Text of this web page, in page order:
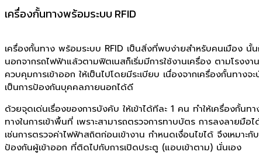
เครื่องกั้นทางพร้อมระบบ RFID
เครื่องกั้นทาง พร้อมระบบ RFID เป็นสิ่งที่พบง่ายสำหรับคนเมือง นั้
นอกจากรถไฟฟ้าแล้วตามฟิตเนสก็เริ่มมีการใช้งานเครื่อง ตามโรงง
ควบคุมการเข้าออก ให้เป็นไปโดยมีระเบียบ เนื่องจากเครื่องกั้นทางจ
เป็นการป้องกันบุคคลภายนอกได้ดี
ด้วยจุดเด่นเรื่องของการบังคับ ให้เข้าได้ทีละ 1 คน ทำให้เครื่องกั้นท
ทางในการเข้าพื้นที่ เพราะสามารถตรวจการทาบบัตร การลงลายมือ
เช่นการตรวจค่าไฟฟ้าสถิตก่อนเข้างาน กำหนดเงื่อนไขได้ จึงเหมาะ
ป้องกันผู้เข้าออก ที่ติดไปกับการเปิดประตู (แอบเข้าตาม) นั่นเอง